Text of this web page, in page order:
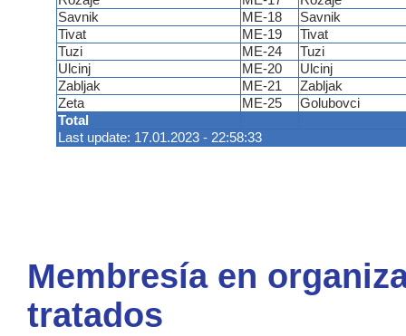
Total
Last update: 17.01.2023 - 22:58:33
Savnik
ME-18
Savnik
Tivat
ME-19
Tivat
Tuzi
ME-24
Tuzi
Ulcinj
ME-20
Ulcinj
Zabljak
ME-21
Zabljak
Zeta
ME-25 Golubovci
Membresía en
tratados